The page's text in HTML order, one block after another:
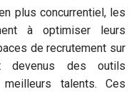
plus concurrentiel, les
à optimiser leurs
de recrutement sur
devenus des outils
talents. Ces